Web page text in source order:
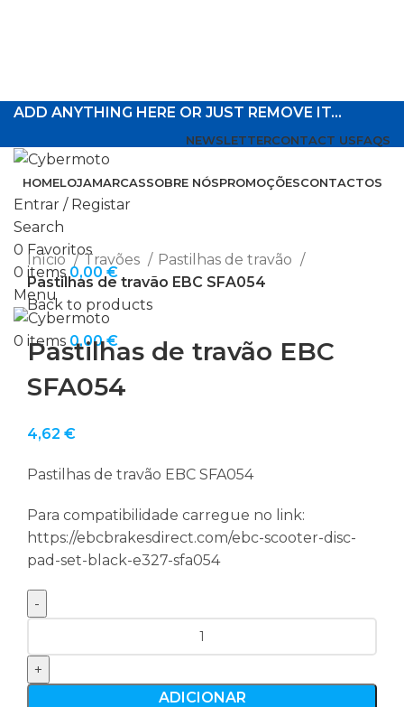
ADD ANYTHING HERE OR JUST REMOVE IT…
NEWSLETTERCONTACT USFAQS
HOMELOJAMARCASSOBRE NÓSPROMOÇÕESCONTACTOS
Entrar / Registar
Search
0 Favoritos
0 items 0,00 €
Menu
0 items 0,00€
Click to enlarge
Início
Travões
Pastilhas de travão
Pastilhas de travão EBC SFA054
Back to products
Pastilhas de travão EBC
SFA054
4,62 €
Pastilhas de travão EBC SFA054
Para compatibilidade carregue no link:
https://ebcbrakesdirect.com/ebc-scooter-disc-
pad-set-black-e327-sfa054
de
Pastilhas
ADICIONAR